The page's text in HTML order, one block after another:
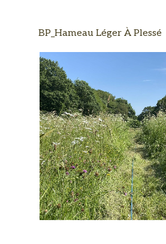
BP_Hameau Léger À Plessé